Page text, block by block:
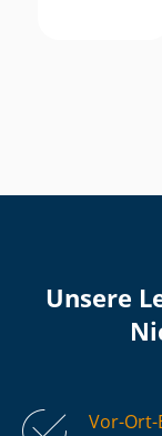
Unsere
Vor-